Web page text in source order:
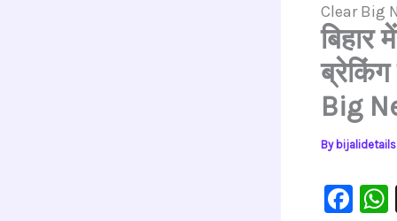
Clear Big
बिहार
Big
By
F